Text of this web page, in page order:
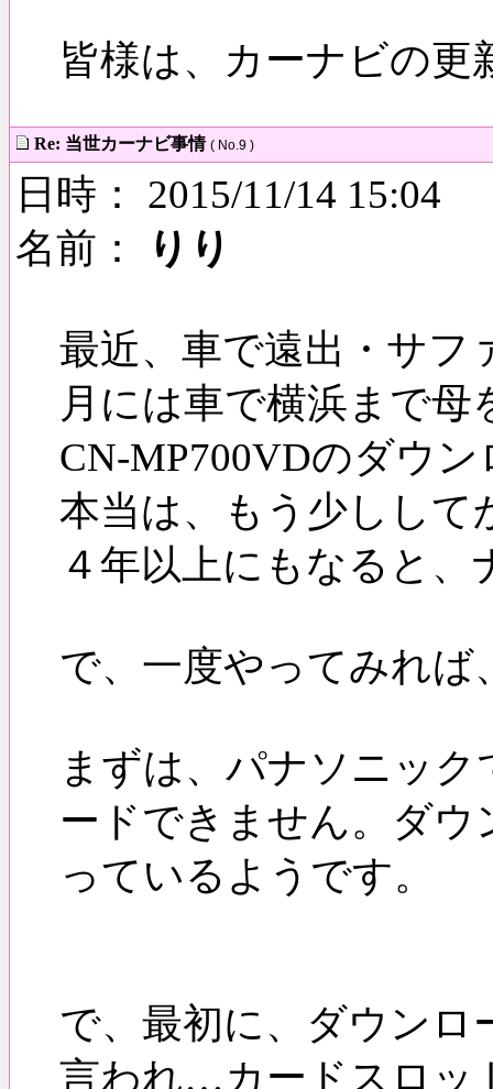
皆様は、カーナビの
Re: 当世カーナビ事情 ( No.9 )
日時： 2015/11/14 15:04
名前：
りり
最近、車で遠出・サフ
月には車で横浜まで母
CN-MP700VDのダウ
本当は、もう少しして
４年以上にもなると
で、一度やってみれ
まずは、パナソニッ
ードできません。ダ
っているようです。
で、最初に、ダウン
言われ…カードスロッ